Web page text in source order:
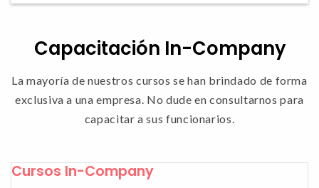
Capacitación In-Company
La mayoría de nuestros cursos se han brindado de forma
exclusiva a una empresa. No dude en consultarnos para
capacitar a sus funcionarios.
Cursos In-Company